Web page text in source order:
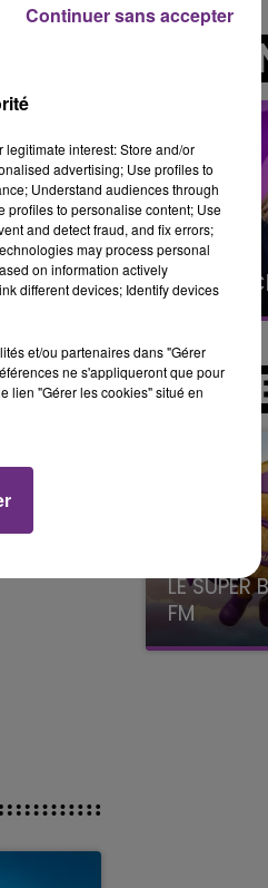
A
19h00 - 19h15
LA POP
LES
LE
FM
avec La
interest: Store and/or
advertising; Use profiles to
Understand audiences through
profiles to personalise content; Use
and detect fraud, and fix errors;
may process personal
on information actively
different devices; Identify devices
et/ou partenaires dans "Gérer
ne s'appliqueront que pour
lien "Gérer les cookies" situé en
Continuer sans accepter